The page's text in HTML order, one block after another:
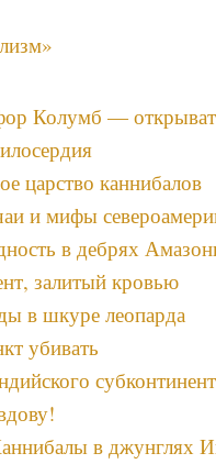
Колумб —
царство каннибалов
и мифы
в дебрях
залитый кровью
в шкуре леопарда
убивать
в джунглях